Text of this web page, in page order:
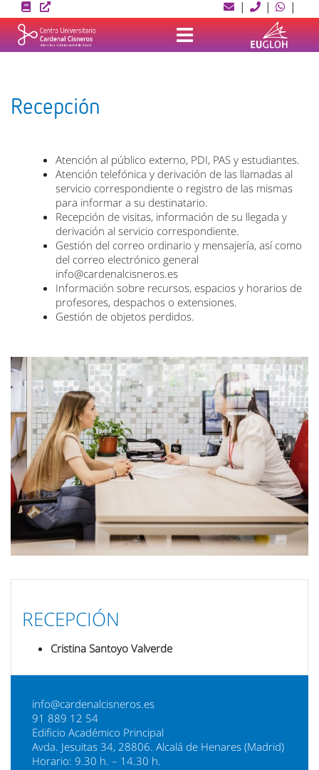
to
content
| | |
Recepción
Atención al público externo, PDI, PAS y estudiantes.
Atención telefónica y derivación de las llamadas al
servicio correspondiente o registro de las mismas
para informar a su destinatario.
Recepción de visitas, información de su llegada y
derivación al servicio correspondiente.
Gestión del correo ordinario y mensajería, así como
del correo electrónico general
info@cardenalcisneros.es
Información sobre recursos, espacios y horarios de
profesores, despachos o extensiones.
Gestión de objetos perdidos.
RECEPCIÓN
Cristina Santoyo Valverde
info@cardenalcisneros.es
91 889 12 54
Edificio Académico Principal
Avda. Jesuitas 34, 28806. Alcalá de Henares (Madrid)
Horario: 9.30 h. – 14.30 h.